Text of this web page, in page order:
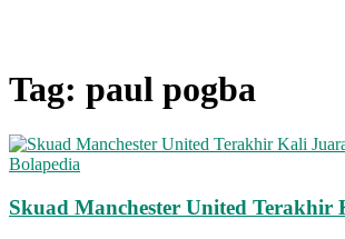
Tag: paul pogba
Bolapedia
Skuad Manchester United